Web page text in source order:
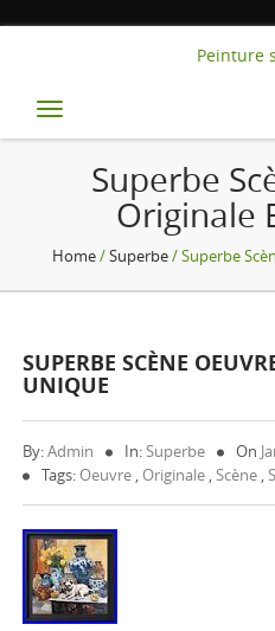
Peinture
Toggle
navigation
Superbe
Originale
Home/Superbe/ Superbe
SUPERBE SCÈNE
UNIQUE
By:Admin In:Superbe On
Tags: Oeuvre , Originale ,Scène ,